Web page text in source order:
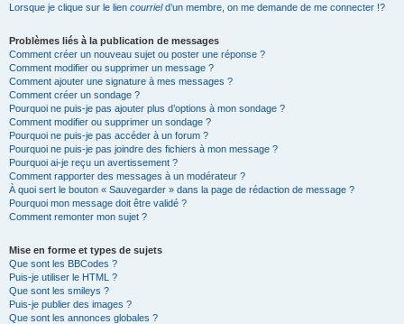
Lorsque je clique sur le lien courrield’un membre, on me demande de me connecter !?
Problèmes liés à la publication de messages
Comment créer un nouveau sujet ou poster une réponse ?
Comment modifier ou supprimer un message ?
Comment ajouter une signature à mes messages ?
Comment créer un sondage ?
Pourquoi ne puis-je pas ajouter plus d’options à mon sondage ?
Comment modifier ou supprimer un sondage ?
Pourquoi ne puis-je pas accéder à un forum ?
Pourquoi ne puis-je pas joindre des fichiers à mon message ?
Pourquoi ai-je reçu un avertissement ?
Comment rapporter des messages à un modérateur ?
À quoi sert le bouton « Sauvegarder » dans la page de rédaction de message ?
Pourquoi mon message doit être validé ?
Comment remonter mon sujet ?
Mise en forme et types de sujets
Que sont les BBCodes ?
Puis-je utiliser le HTML ?
Que sont les smileys ?
Puis-je publier des images ?
Que sont les annonces globales ?